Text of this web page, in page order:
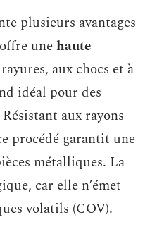
plusieurs avantages
unehaute
aux chocs et à
idéal pour des
aux rayons
procédé garantit une
métalliques. La
car elle n’émet
volatils (COV).